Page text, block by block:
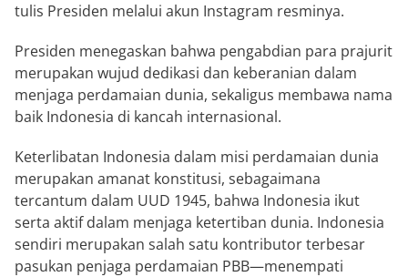
tulis Presiden melalui akun Instagram resminya.
Presiden menegaskan bahwa pengabdian para prajurit
merupakan wujud dedikasi dan keberanian dalam
menjaga perdamaian dunia, sekaligus membawa nama
baik Indonesia di kancah internasional.
Keterlibatan Indonesia dalam misi perdamaian dunia
merupakan amanat konstitusi, sebagaimana
tercantum dalam UUD 1945, bahwa Indonesia ikut
serta aktif dalam menjaga ketertiban dunia. Indonesia
sendiri merupakan salah satu kontributor terbesar
pasukan penjaga perdamaian PBB—menempati